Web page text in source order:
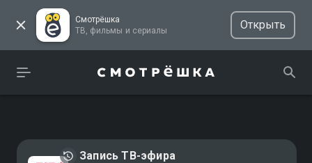
Смотрёшка
ТВ, фильмы и сериалы
Открыть
Запись ТВ-эфира